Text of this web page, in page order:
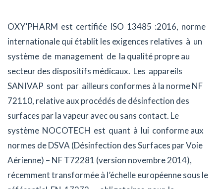
OXY’PHARM est certifiée ISO 13485 :2016, norme
internationale qui établit les exigences relatives à un
système de management de la qualité propre au
secteur des dispositifs médicaux. Les appareils
SANIVAP sont par ailleurs conformes à la norme NF
72110, relative aux procédés de désinfection des
surfaces par la vapeur avec ou sans contact. Le
système NOCOTECH est quant à lui conforme aux
normes de DSVA (Désinfection des Surfaces par Voie
Aérienne) – NF T72281 (version novembre 2014),
récemment transformée à l’échelle européenne sous le